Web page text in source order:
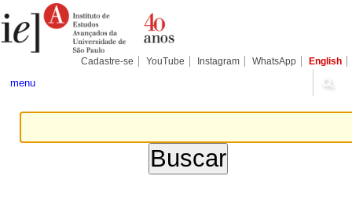
para
conteúdo.
Pessoais
Cadastre-se YouTube Instagram WhatsApp English
menu